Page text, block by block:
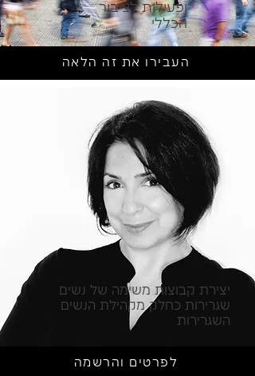
ופעילות לציבור
הכללי
העבירו את זה הלאה
יצירת קבוצות משימה של נשים
שגרירות כחלק מקהילת הנשים
השגרירות
לפרטים והרשמה